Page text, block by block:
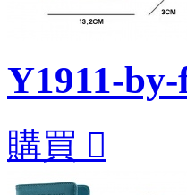
Y1911-
購買 